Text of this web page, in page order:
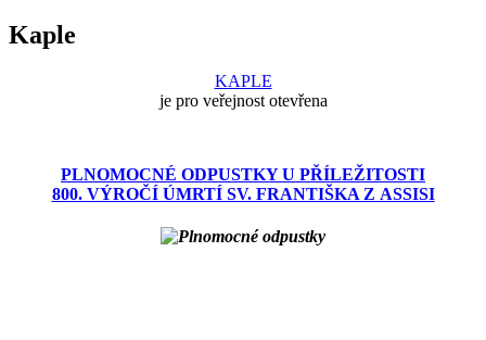
Kaple
KAPLE
je pro veřejnost otevřena
PLNOMOCNÉ ODPUSTKY U PŘÍLEŽITOSTI
800. VÝROČÍ ÚMRTÍ SV. FRANTIŠKA Z ASSISI